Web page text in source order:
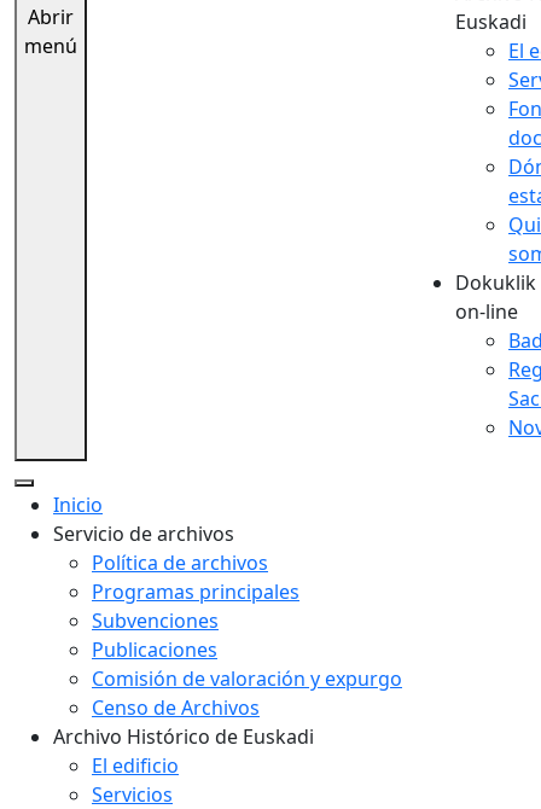
Abrir
menú
Euskadi
El
on-line
Inicio
Servicio de archivos
Política de archivos
Programas principales
Subvenciones
Publicaciones
Comisión de valoración y expurgo
Censo de Archivos
Archivo Histórico de Euskadi
El edificio
Servicios